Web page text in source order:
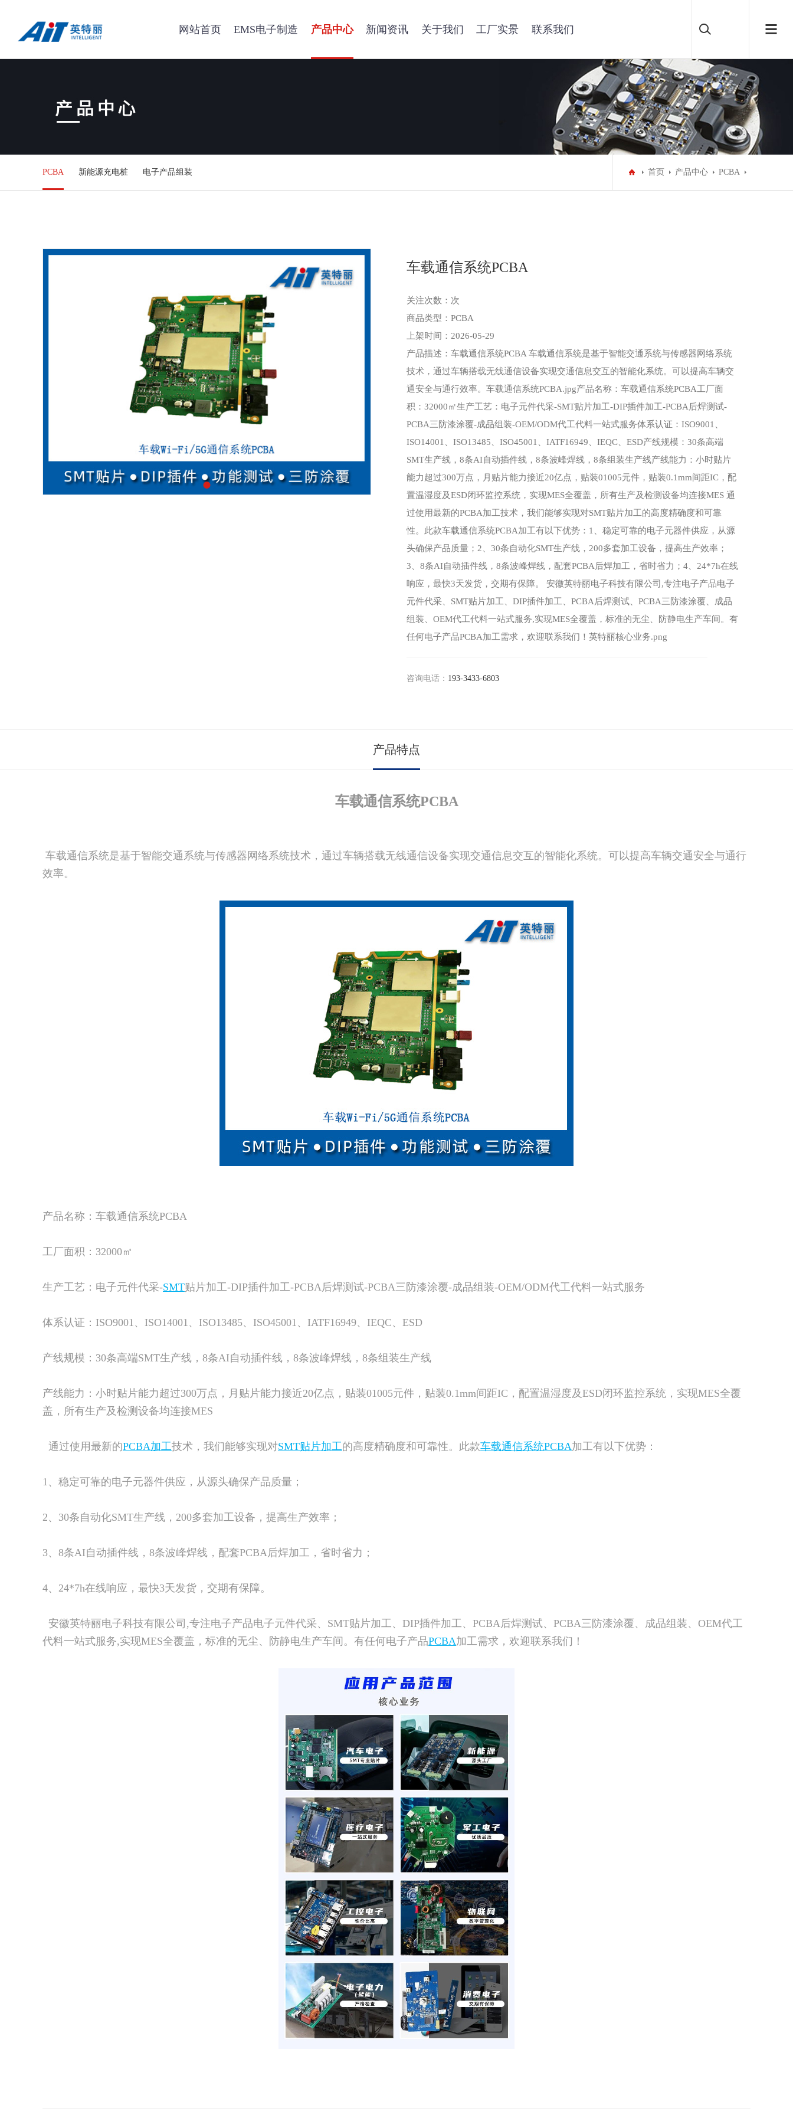
网站首页 EMS电子制造 产品中心 新闻资讯 关于我们 工厂实景 联系我们
PCBA 新能源充电桩 电子产品组装 首页 产品中心 PCBA
车载通信系统PCBA
关注次数： 次
商品类型：PCBA
上架时间：2026-05-29
产品描述：车载通信系统PCBA 车载通信系统是基于智能交通系统与传感器网络系统
技术，通过车辆搭载无线通信设备实现交通信息交互的智能化系统。可以提高车辆交
通安全与通行效率。车载通信系统PCBA.jpg产品名称：车载通信系统PCBA工厂面
积：32000㎡生产工艺：电子元件代采-SMT​贴片加工-DIP插件加工-PCBA后焊测试-
PCBA三防漆涂覆-成品组装-OEM/ODM代工代料一站式服务体系认证：ISO9001、
ISO14001、ISO13485、ISO45001、IATF16949、IEQC、ESD产线规模：30条高端
SMT生产线，8条AI自动插件线，8条波峰焊线，8条组装生产线产线能力：小时贴片
能力超过300万点，月贴片能力接近20亿点，贴装01005元件，贴装0.1mm间距IC，配
置温湿度及ESD闭环监控系统，实现MES全覆盖，所有生产及检测设备均连接MES 通
过使用最新的PCBA加工技术，我们能够实现对SMT贴片加工的高度精确度和可靠
性。此款车载通信系统PCBA加工有以下优势：1、稳定可靠的电子元器件供应，从源
头确保产品质量；2、30条自动化SMT生产线，200多套加工设备，提高生产效率；
3、8条AI自动插件线，8条波峰焊线，配套PCBA后焊加工，省时省力；4、24*7h在线
响应，最快3天发货，交期有保障。 安徽英特丽电子科技有限公司,专注电子产品电子
元件代采、SMT贴片加工、DIP插件加工、PCBA后焊测试、PCBA三防漆涂覆、成品
组装、OEM代工代料一站式服务,实现MES全覆盖，标准的无尘、防静电生产车间。有
任何电子产品PCBA加工需求，欢迎联系我们！英特丽核心业务.png
咨询电话： 193-3433-6803
产品特点
车载通信系统PCBA
车载通信系统是基于智能交通系统与传感器网络系统技术，通过车辆搭载无线通信设备实现交通信息交互的智能化系统。可以提高车辆交通安全与通行
效率。
产品名称：车载通信系统PCBA
工厂面积：32000㎡
生产工艺：电子元件代采-SMT贴片加工-DIP插件加工-PCBA后焊测试-PCBA三防漆涂覆-成品组装-OEM/ODM代工代料一站式服务
体系认证：ISO9001、ISO14001、ISO13485、ISO45001、IATF16949、IEQC、ESD
产线规模：30条高端SMT生产线，8条AI自动插件线，8条波峰焊线，8条组装生产线
产线能力：小时贴片能力超过300万点，月贴片能力接近20亿点，贴装01005元件，贴装0.1mm间距IC，配置温湿度及ESD闭环监控系统，实现MES全覆
盖，所有生产及检测设备均连接MES
通过使用最新的PCBA加工技术，我们能够实现对SMT贴片加工的高度精确度和可靠性。此款车载通信系统PCBA加工有以下优势：
1、稳定可靠的电子元器件供应，从源头确保产品质量；
2、30条自动化SMT生产线，200多套加工设备，提高生产效率；
3、8条AI自动插件线，8条波峰焊线，配套PCBA后焊加工，省时省力；
4、24*7h在线响应，最快3天发货，交期有保障。
安徽英特丽电子科技有限公司,专注电子产品电子元件代采、SMT贴片加工、DIP插件加工、PCBA后焊测试、PCBA三防漆涂覆、成品组装、OEM代工
代料一站式服务,实现MES全覆盖，标准的无尘、防静电生产车间。有任何电子产品PCBA加工需求，欢迎联系我们！